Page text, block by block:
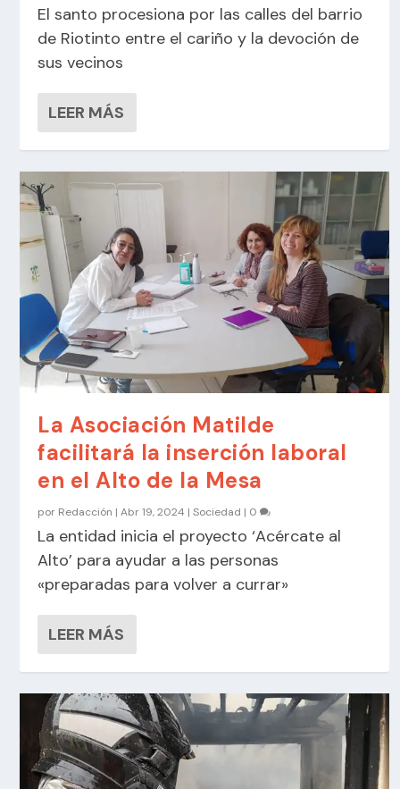
El santo procesiona por las calles del barrio
de Riotinto entre el cariño y la devoción de
sus vecinos
LEER MÁS
La Asociación Matilde
facilitará la inserción laboral
en el Alto de la Mesa
por Redacción |Abr 19, 2024 |Sociedad | 0
La entidad inicia el proyecto ‘Acércate al
Alto’ para ayudar a las personas
«preparadas para volver a currar»
LEER MÁS